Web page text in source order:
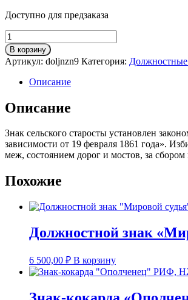
Доступно для предзаказа
Количество
товара
Должностной
знак
"Сельский
староста"
Казанской
губернии
В корзину
Артикул: doljnzn9 Категория: Должностные
Описание
Описание
Знак сельского старосты установлен
зависимости от 19 февраля 1861 года».
меж, состоянием дорог и мостов, за
Похожие
Должностной знак
6 500,00 ₽ В корзину